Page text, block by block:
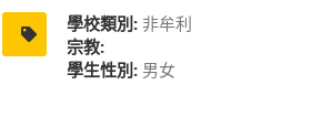
學校類別: 非牟利
宗教:
學生性別: 男女